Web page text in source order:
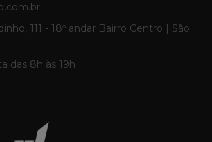
111 - 18º andar Bairro Centro | São
das 8h às 19h